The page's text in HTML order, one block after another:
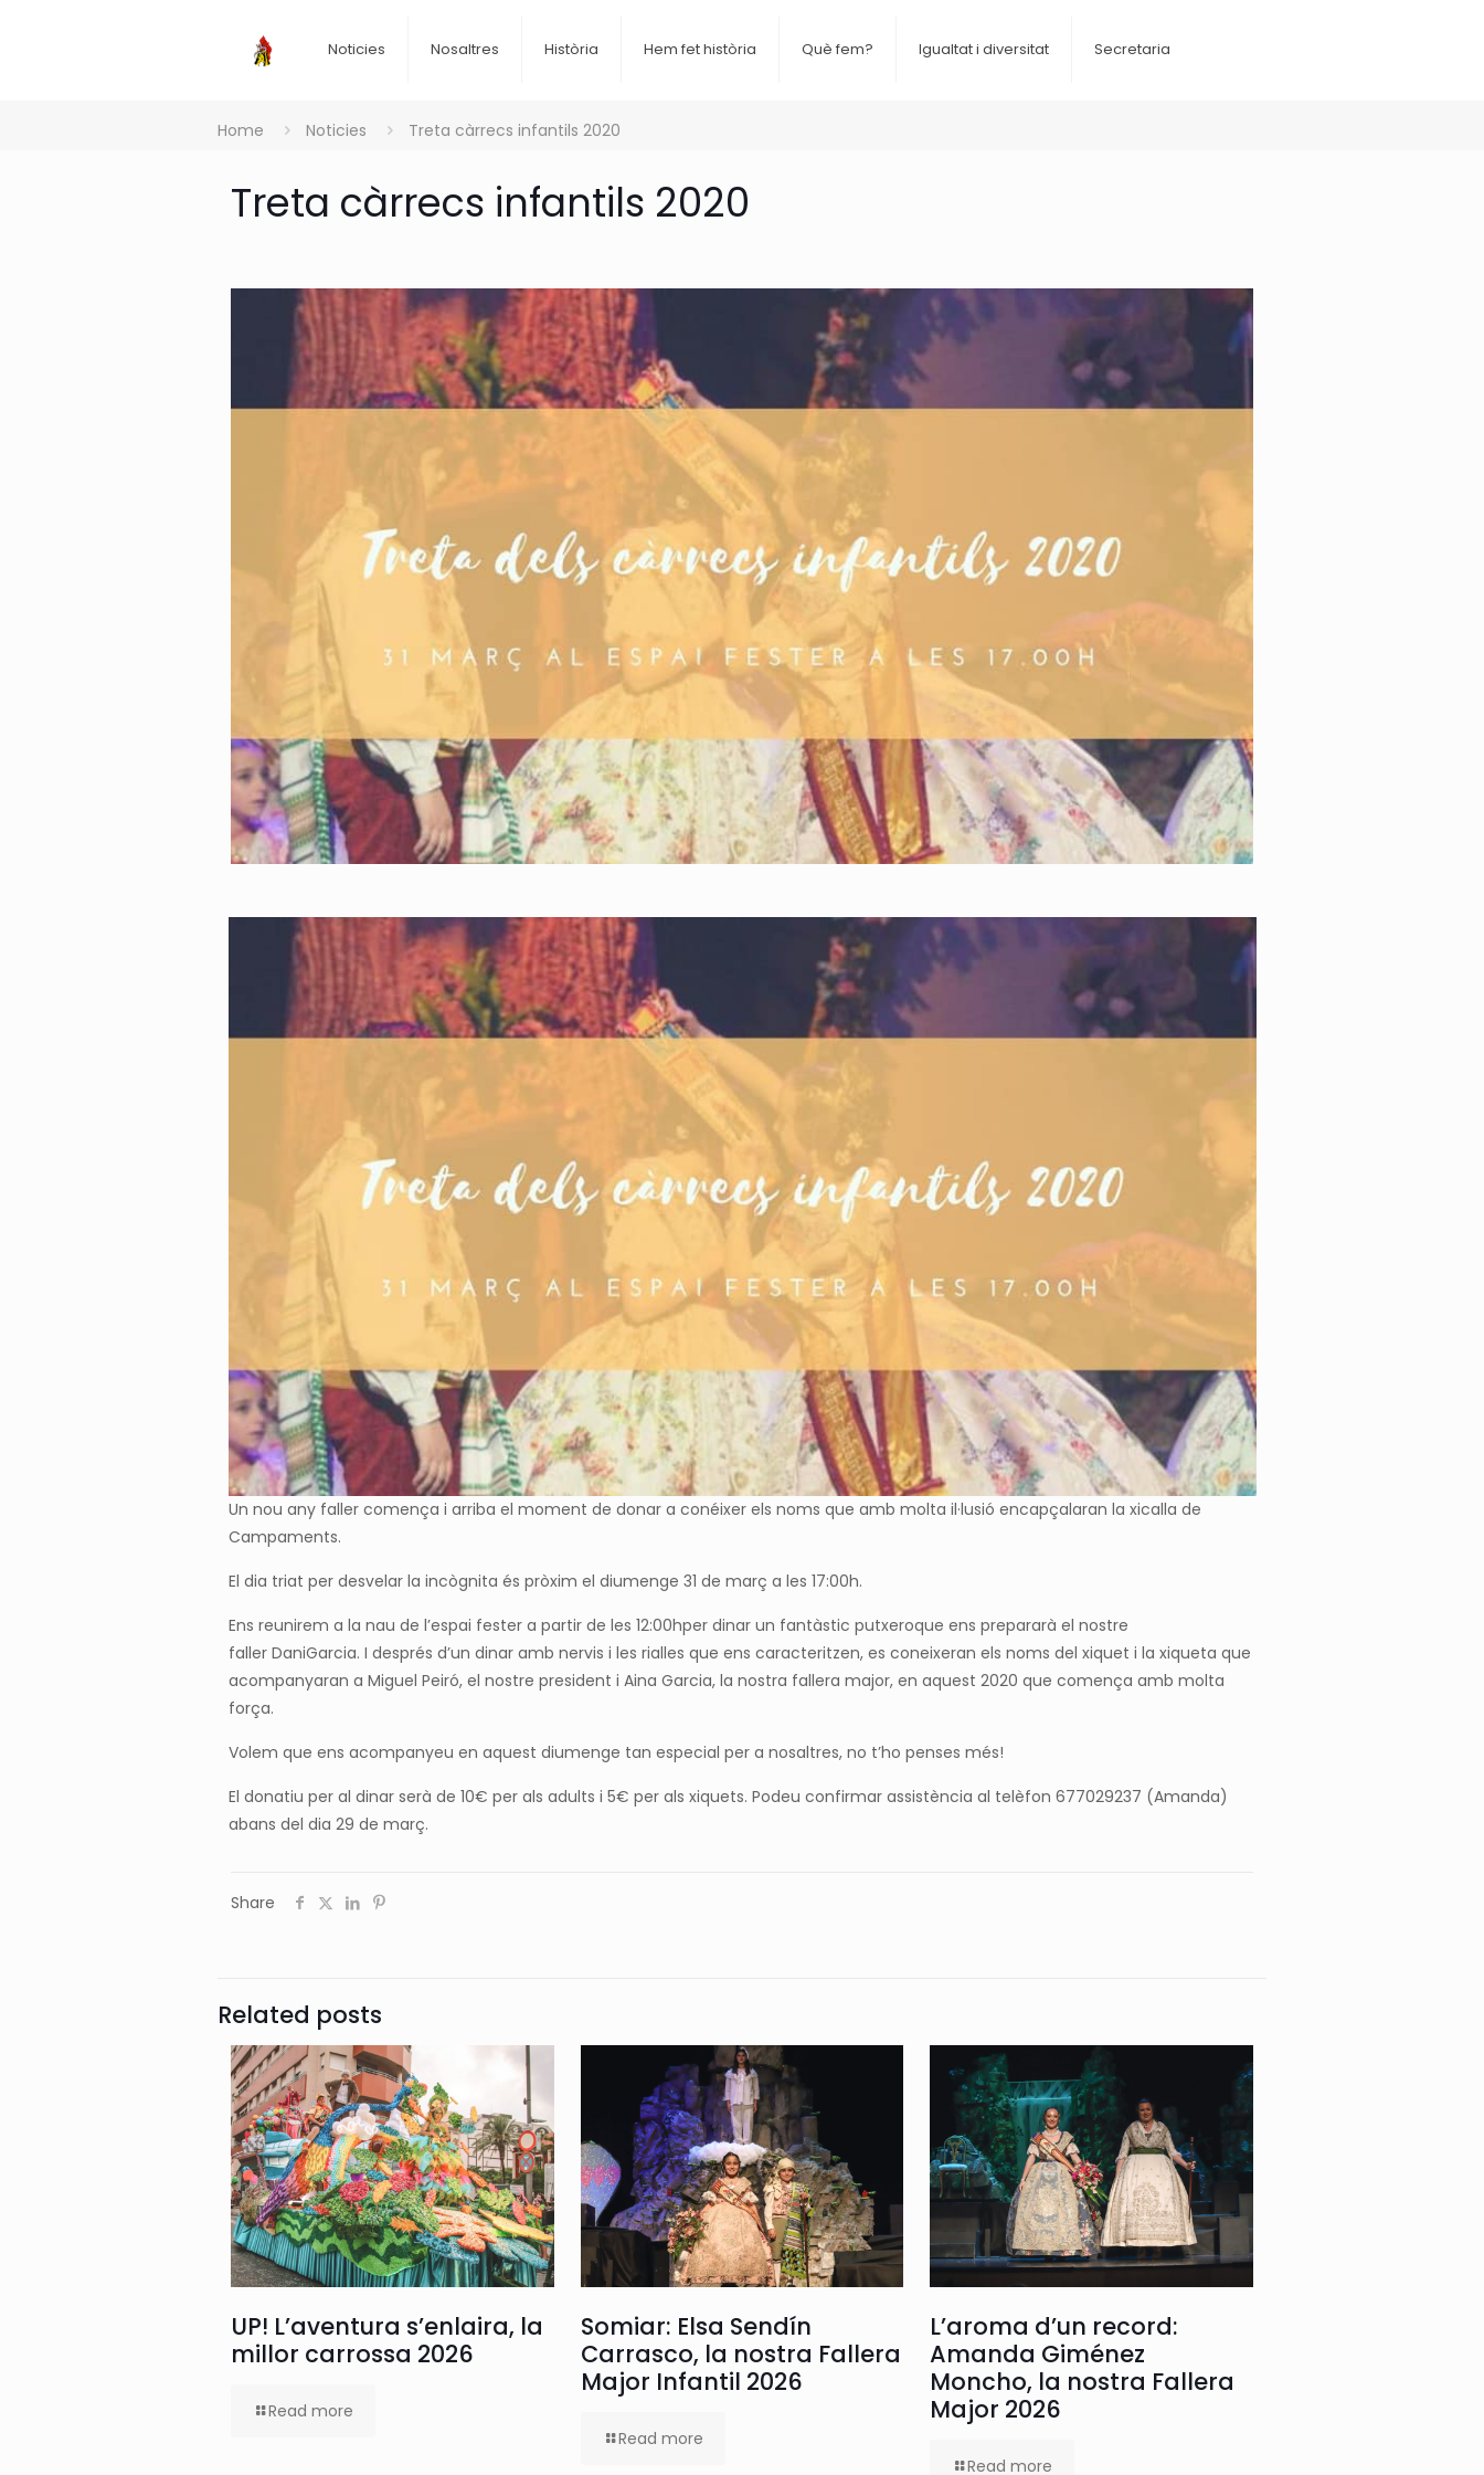
Noticies Nosaltres Història Hem fet història Què fem? Igualtat i diversitat Secretaria
Home Noticies Treta càrrecs infantils 2020
Treta càrrecs infantils 2020
Un nou any faller comença i arriba el moment de donar a conéixer els noms que amb molta il·lusió encapçalaran la xicalla de
Campaments.
El dia triat per desvelar la incògnita és pròxim el diumenge 31 de març a les 17:00h.
Ens reunirem a la nau de l’espai fester a partir de les 12:00hper dinar un fantàstic putxeroque ens prepararà el nostre
faller DaniGarcia. I després d’un dinar amb nervis i les rialles que ens caracteritzen, es coneixeran els noms del xiquet i la xiqueta que
acompanyaran a Miguel Peiró, el nostre president i Aina Garcia, la nostra fallera major, en aquest 2020 que comença amb molta
força.
Volem que ens acompanyeu en aquest diumenge tan especial per a nosaltres, no t’ho penses més!
El donatiu per al dinar serà de 10€ per als adults i 5€ per als xiquets. Podeu confirmar assistència al telèfon 677029237 (Amanda)
abans del dia 29 de març.
Share
Related posts
UP! L’aventura s’enlaira, la
millor carrossa 2026
Read more
Somiar: Elsa Sendín
Carrasco, la nostra Fallera
Major Infantil 2026
Read more
L’aroma d’un record:
Amanda Giménez
Moncho, la nostra Fallera
Major 2026
Read more